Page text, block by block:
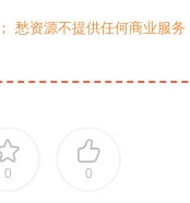
愁资源不提供任何商业服
0 0